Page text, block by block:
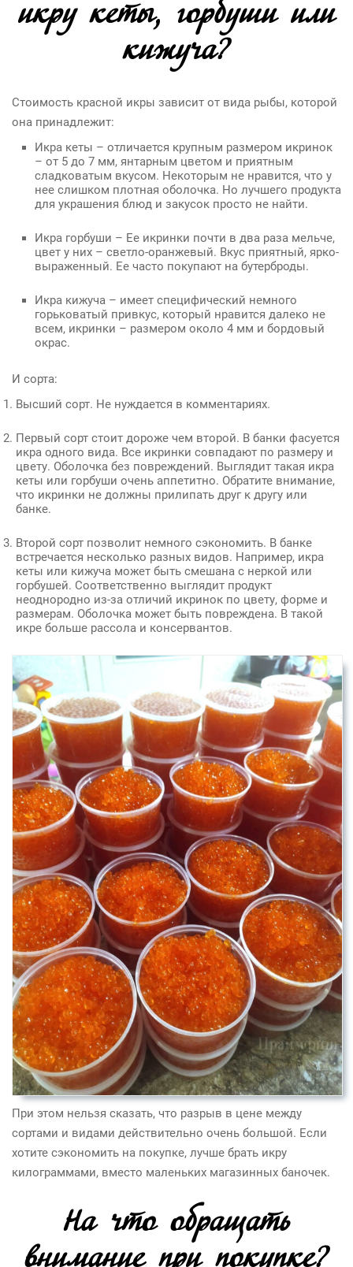
икру кеты, горбуши или
кижуча?
Стоимость красной икры зависит от вида рыбы, которой
она принадлежит:
Икра кеты – отличается крупным размером икринок
– от 5 до 7 мм, янтарным цветом и приятным
сладковатым вкусом. Некоторым не нравится, что у
нее слишком плотная оболочка. Но лучшего продукта
для украшения блюд и закусок просто не найти.
Икра горбуши – Ее икринки почти в два раза мельче,
цвет у них – светло-оранжевый. Вкус приятный, ярко-
выраженный. Ее часто покупают на бутерброды.
Икра кижуча – имеет специфический немного
горьковатый привкус, который нравится далеко не
всем, икринки – размером около 4 мм и бордовый
окрас.
И сорта:
Высший сорт. Не нуждается в комментариях.
Первый сорт стоит дороже чем второй. В банки фасуется
икра одного вида. Все икринки совпадают по размеру и
цвету. Оболочка без повреждений. Выглядит такая икра
кеты или горбуши очень аппетитно. Обратите внимание,
что икринки не должны прилипать друг к другу или
банке.
Второй сорт позволит немного сэкономить. В банке
встречается несколько разных видов. Например, икра
кеты или кижуча может быть смешана с неркой или
горбушей. Соответственно выглядит продукт
неоднородно из-за отличий икринок по цвету, форме и
размерам. Оболочка может быть повреждена. В такой
икре больше рассола и консервантов.
При этом нельзя сказать, что разрыв в цене между
сортами и видами действительно очень большой. Если
хотите сэкономить на покупке, лучше брать икру
килограммами, вместо маленьких магазинных баночек.
На что обращать